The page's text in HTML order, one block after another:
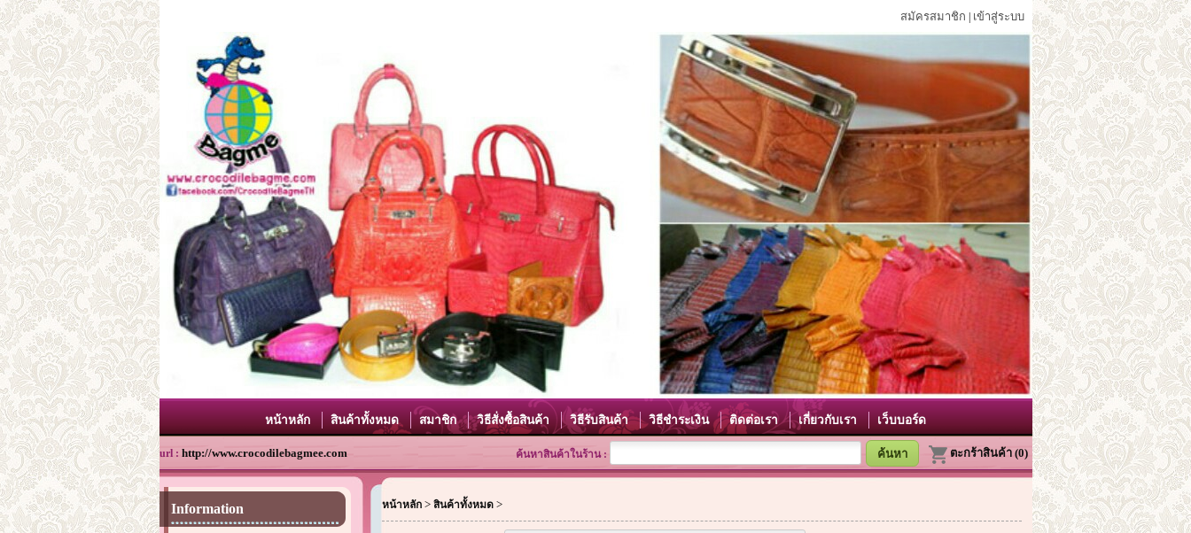
สมัครสมาชิก เข้าสู่ระบบ
หน้าหลัก สินค้าทั้งหมด สมาชิก วิธีสั่งซื้อสินค้า วิธีรับสินค้า วิธีชำระเงิน ติดต่อเรา เกี่ยวกับเรา เว็บบอร์ด
ตะกร้าสินค้า (0)
url : http://www.crocodilebagmee.com ค้นหาสินค้าในร้าน :
Information หน้าหลัก> สินค้าทั้งหมด>